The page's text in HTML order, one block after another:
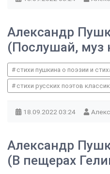
Александр
(Послушай, муз
стихи пушкина о поэзии и
стихи русских поэтов
18.09.2022 03:24
Александр
(В пещерах